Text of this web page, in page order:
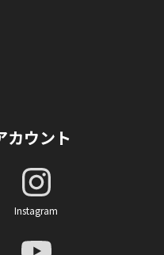
カウント
Instagram